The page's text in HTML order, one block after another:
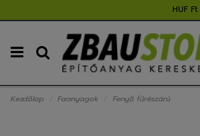
HUF Ft
Kezdőlap Faanyagok Fenyő fűrészárú